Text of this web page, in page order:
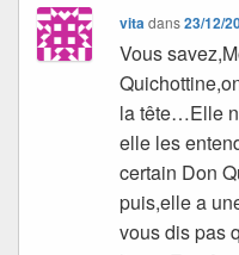
vita dans23/12/
Vous
la tête…Elle
elle les
certain Don
puis,elle a
vous dis pas